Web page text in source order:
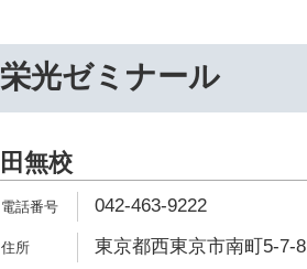
栄光ゼミナール
田無校
042-463-9222
東京都西東京市南町5-7-8